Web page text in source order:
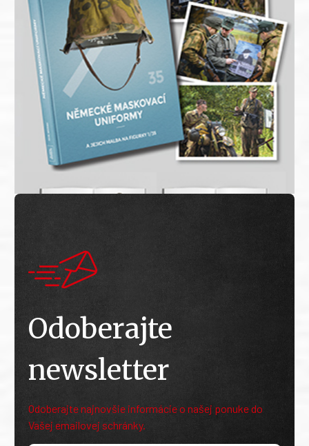
Odoberajte
newsletter
Odoberajte najnovšie informácie o našej ponuke do
Vašej emailovej schránky.